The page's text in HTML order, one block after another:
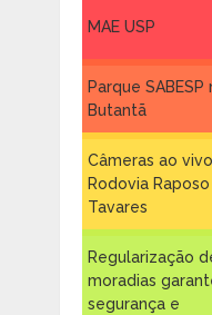
MAE USP
Parque SABESP
Butantã
Câmeras ao vivo
Rodovia Raposo
Tavares
Regularização
moradias
segurança e